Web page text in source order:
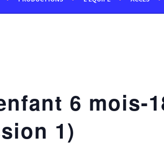
6 mois-
1)